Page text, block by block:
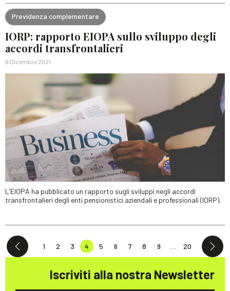
Previdenza complementare
IORP: rapporto EIOPA sullo sviluppo degli
accordi transfrontalieri
6 Dicembre 2021
L'EIOPA ha pubblicato un rapporto sugli sviluppi negli accordi
transfrontalieri degli enti pensionistici aziendali e professionali (IORP).
1 2 3 4 5 6 7 8 9 20
Iscriviti alla nostra Newsletter